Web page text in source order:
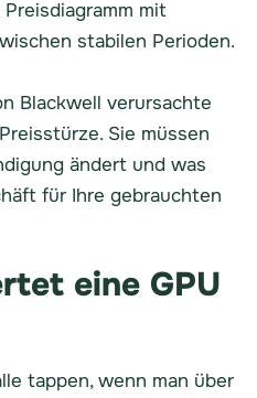
mit
stabilen Perioden.
Blackwell verursachte
Sie müssen
ändert und was
für Ihre gebrauchten
eine GPU
tappen, wenn man über